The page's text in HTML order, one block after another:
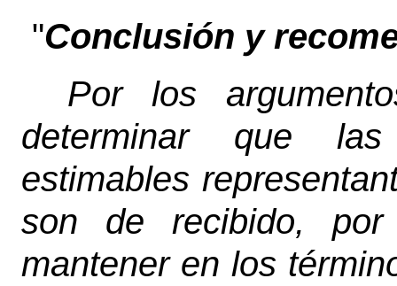
"Conclusión y
Por los
determinar que
estimables
son de recibido,
mantener en los